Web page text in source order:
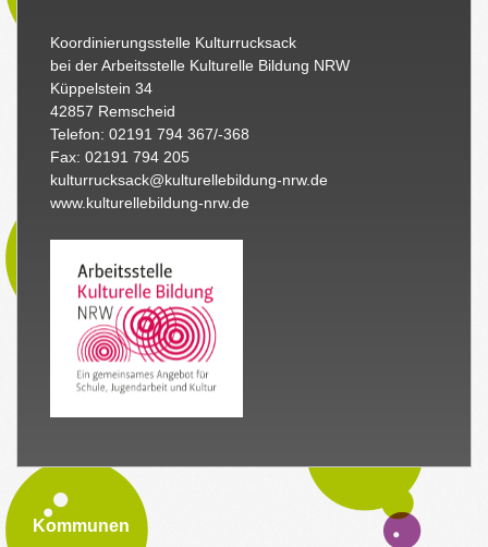
Koordinierungsstelle Kulturrucksack
bei der Arbeitsstelle Kulturelle Bildung NRW
Küppelstein 34
42857 Remscheid
Telefon: 02191 794 367/-368
Fax: 02191 794 205
kulturrucksack@kulturellebildung-nrw.de
www.kulturellebildung-nrw.de
Kommunen